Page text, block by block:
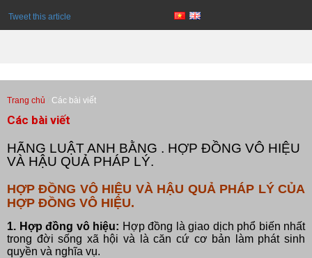
Tweet this article
Trang chủ Các bài viết
Các bài viết
HÃNG LUẬT ANH BẰNG . HỢP ĐỒNG VÔ HIỆU
VÀ HẬU QUẢ PHÁP LÝ.
HỢP ĐỒNG VÔ HIỆU VÀ HẬU QUẢ PHÁP LÝ CỦA
HỢP ĐỒNG VÔ HIỆU.
1. Hợp đồng vô hiệu: Hợp đồng là giao dịch phổ biến nhất
trong đời sống xã hội và là căn cứ cơ bản làm phát sinh
quyền và nghĩa vụ.